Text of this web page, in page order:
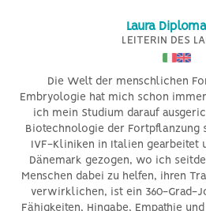
Laura
LEITERIN DES
Die Welt der menschlichen
Embryologie hat mich schon
ich mein Studium darauf
Biotechnologie der Fortpflanzung
IVF-Kliniken in Italien gearbeitet
Dänemark gezogen, wo ich
Menschen dabei zu helfen, ihren
verwirklichen, ist ein 360-Grad-
Fähigkeiten, Hingabe, Empathie